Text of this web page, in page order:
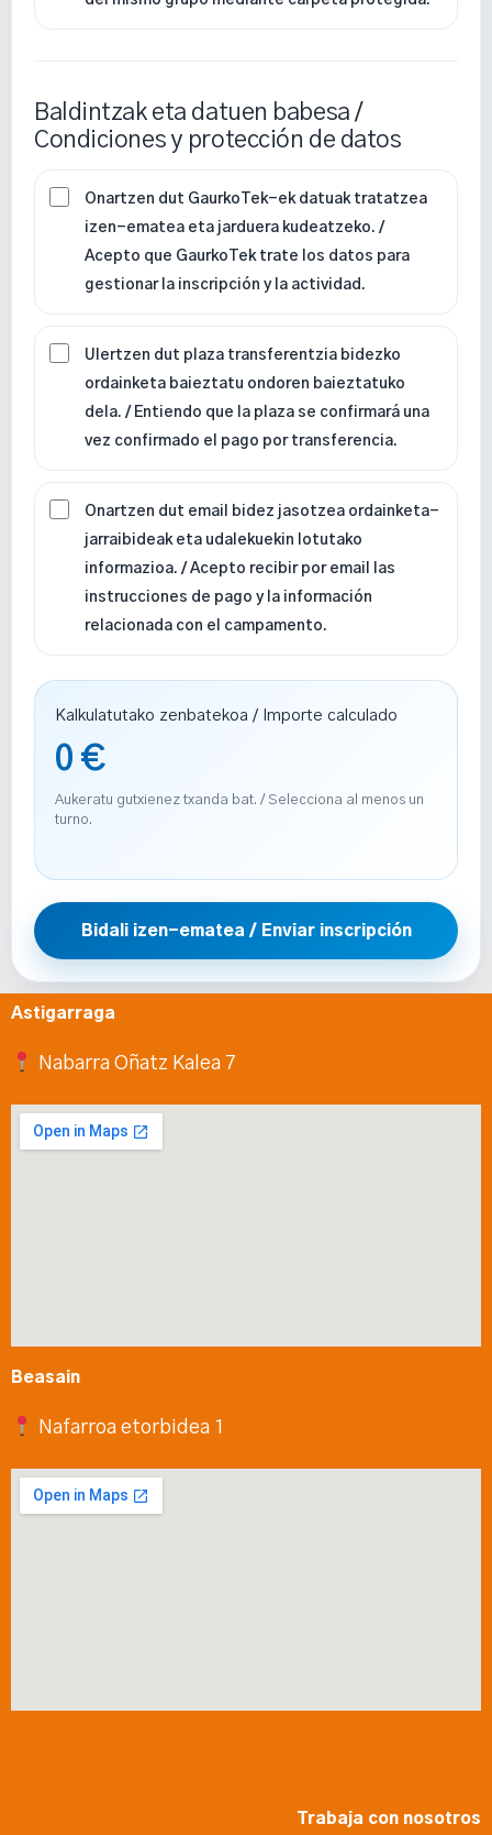
Baldintzak eta datuen babesa /
Condiciones y protección de datos
Onartzen dut GaurkoTek-ek datuak tratatzea
izen-ematea eta jarduera kudeatzeko. /
Acepto que GaurkoTek trate los datos para
gestionar la inscripción y la actividad.
Ulertzen dut plaza transferentzia bidezko
ordainketa baieztatu ondoren baieztatuko
dela. / Entiendo que la plaza se confirmará una
vez confirmado el pago por transferencia.
Onartzen dut email bidez jasotzea ordainketa-
jarraibideak eta udalekuekin lotutako
informazioa. / Acepto recibir por email las
instrucciones de pago y la información
relacionada con el campamento.
Kalkulatutako zenbatekoa / Importe calculado
0 €
Aukeratu gutxienez txanda bat. / Selecciona al menos un
turno.
Bidali izen-ematea / Enviar inscripción
Astigarraga
Nabarra Oñatz Kalea 7
Beasain
Nafarroa etorbidea 1
Trabaja con nosotros